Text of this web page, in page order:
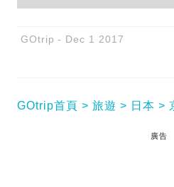
GOtrip Dec 1 2017
GOtrip首頁 旅遊 日本
廣告